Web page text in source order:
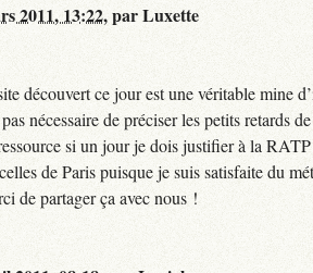
2011, 13:22,parLuxette
découvert ce jour est une véritable mine
nécessaire de préciser les petits retards
si un jour je dois justifier à la
de Paris puisque je suis satisfaite du
de partager ça avec nous !